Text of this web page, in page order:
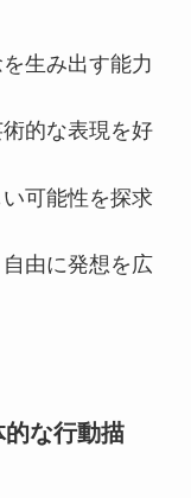
生み出す能力
的な表現を好
可能性を探求
由に発想を広
な行動描